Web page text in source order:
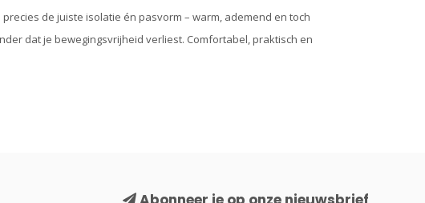
de juiste isolatie én pasvorm – warm, ademend en toch
dat je bewegingsvrijheid verliest. Comfortabel, praktisch en